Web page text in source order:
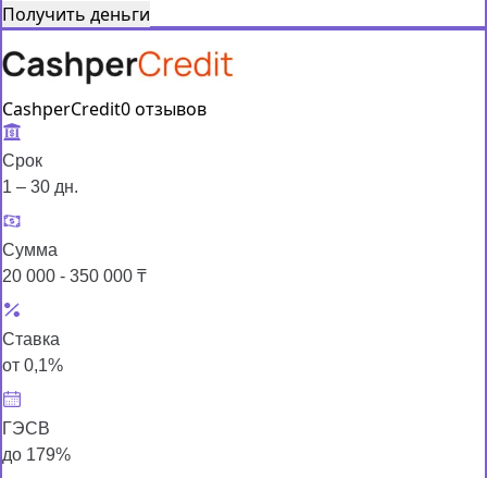
Получить деньги
CashperCredit0 отзывов
Срок
1 – 30 дн.
Сумма
20 000 - 350 000 ₸
Ставка
от 0,1%
ГЭСВ
до 179%